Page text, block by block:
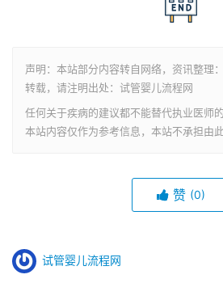
声明：本站部分内容转自网络，资讯整理
转载，请注明出处：试管婴儿流程网
任何关于疾病的建议都不能替代执业医师
本站内容仅作为参考信息，本站不承担由
赞 (0)
试管婴儿流程网